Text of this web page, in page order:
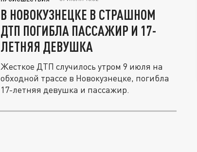
В НОВОКУЗНЕЦКЕ В СТРАШНОМ
ДТП ПОГИБЛА ПАССАЖИР И 17-
ЛЕТНЯЯ ДЕВУШКА
Жесткое ДТП случилось утром 9 июля на
обходной трассе в Новокузнецке, погибла
17-летняя девушка и пассажир.